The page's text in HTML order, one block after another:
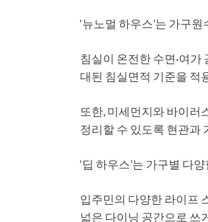
‘뉴노멀 하우스’는 가구
침실이 온전한 수면·여가
대된 침실면적 기준을 적
또한, 미세먼지와 바이러
정리할 수 있도록 현관과
‘딥 하우스’는 가구별 다
입주민의 다양한 라이프
넓은 다이닝 공간으로 쓰